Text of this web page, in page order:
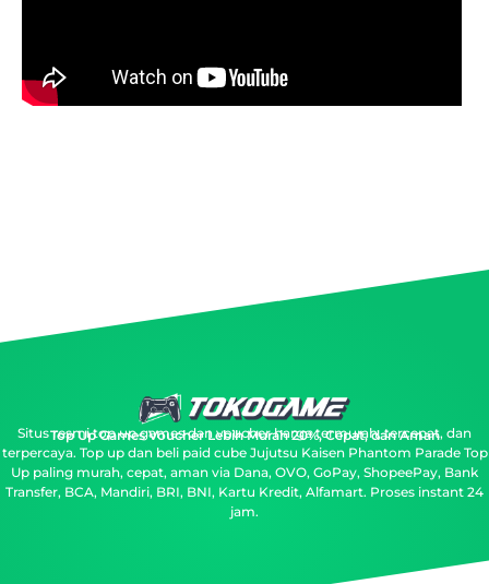
Top Up Games Voucher Lebih Murah 20%, Cepat, dan Aman
Situs resmi top up games dan voucher harga termurah, tercepat, dan
terpercaya. Top up dan beli paid cube Jujutsu Kaisen Phantom Parade Top
Up paling murah, cepat, aman via Dana, OVO, GoPay, ShopeePay, Bank
Transfer, BCA, Mandiri, BRI, BNI, Kartu Kredit, Alfamart. Proses instant 24
jam.